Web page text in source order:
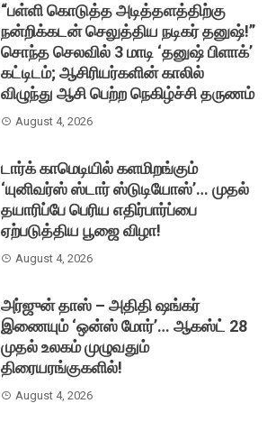
“பள்ளி கொடுத்த அடித்தளத்திற்கு
நன்றிக்கடன் செலுத்திய நடிகர் தனுஷ்!”
சொந்த செலவில் 3 மாடி ‘தனுஷ் பிளாக்’
கட்டிடம்; ஆசிரியர்களின் காலில்
விழுந்து ஆசி பெற்ற நெகிழ்ச்சி தருணம்
August 4, 2026
டார்க் காமெடியில் களமிறங்கும்
‘யுனிவர்ஸ் ஸ்டார் ஸ்டுடியோஸ்’… முதல்
தயாரிப்பே பெரிய எதிர்பார்ப்பை
ஏற்படுத்திய பூஜை விழா!
August 4, 2026
அர்ஜுன் தாஸ் – அதிதி ஷங்கர்
இணையும் ‘ஒன்ஸ் மோர்’… ஆகஸ்ட் 28
முதல் உலகம் முழுவதும்
திரையரங்குகளில்!
August 4, 2026